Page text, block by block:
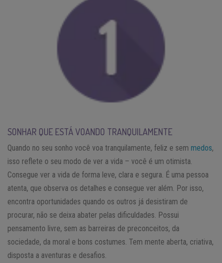
SONHAR QUE ESTÁ VOANDO TRANQUILAMENTE
Quando no seu sonho você voa tranquilamente, feliz e sem medos,
isso reflete o seu modo de ver a vida – você é um otimista.
Consegue ver a vida de forma leve, clara e segura. É uma pessoa
atenta, que observa os detalhes e consegue ver além. Por isso,
encontra oportunidades quando os outros já desistiram de
procurar, não se deixa abater pelas dificuldades. Possui
pensamento livre, sem as barreiras de preconceitos, da
sociedade, da moral e bons costumes. Tem mente aberta, criativa,
disposta a aventuras e desafios.